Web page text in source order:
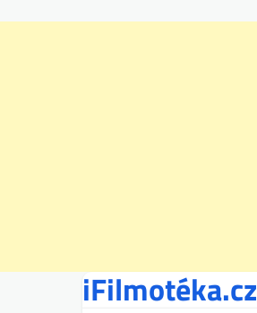
iFilmotéka.cz